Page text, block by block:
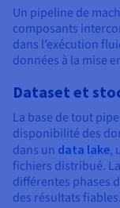
Un pipeline de
composants
dans l’exécution
données à la mise
Dataset et
La base de tout
disponibilité des
dans un data lake,
fichiers distribué.
différentes phases
des résultats fiables.